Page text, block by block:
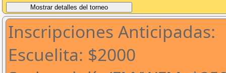
Inscripciones Anticipadas:
Escuelita: $2000